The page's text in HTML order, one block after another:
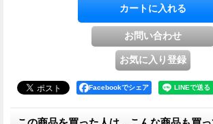
Facebookでシェア